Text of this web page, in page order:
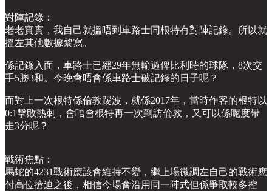
對陣記錄：
老老實實，我自己就搵唔到車路士同根特有對陣記錄。所以就
搵左其他數據黎寫。
係記錄入面，車路士已經29年無輸過俾比利時的球隊，8次交
手5勝3和。今晚會唔會係車路士破記錄的日子呢？
而對上一次根特係倫敦踢波，就係2017年，當時作客的根特以
0:1擊敗熱刺，會唔會根特再一次到訪倫敦，又可以係呢度帶
走3分呢？
戰術焦點：
馬蛇的4231戰術應該會維持不變，繼上場微調左自己的戰術應
付高位搶迫之後，相信今場會沿用同一陣式但係爭取較多控